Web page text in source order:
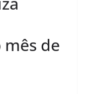
de